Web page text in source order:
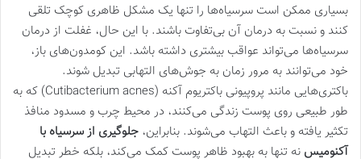
بسیاری ممکن است سرسیاه‌ها را تنها یک مشکل ظاهری کوچک تلقی
کنند و نسبت به درمان آن بی‌تفاوت باشند. با این حال، غفلت از درمان
سرسیاه‌ها می‌تواند عواقب بیشتری داشته باشد. این کومدون‌های باز،
خود می‌توانند به مرور زمان به جوش‌های التهابی تبدیل شوند.
باکتری‌هایی مانند پروپیونی باکتریوم آکنه (Cutibacterium acnes) که به
طور طبیعی روی پوست زندگی می‌کنند، در محیط چرب و مسدود منافذ
تکثیر یافته و باعث التهاب می‌شوند. بنابراین، جلوگیری از سرسیاه با
آکنومیس نه تنها به بهبود ظاهر پوست کمک می‌کند، بلکه خطر تبدیل